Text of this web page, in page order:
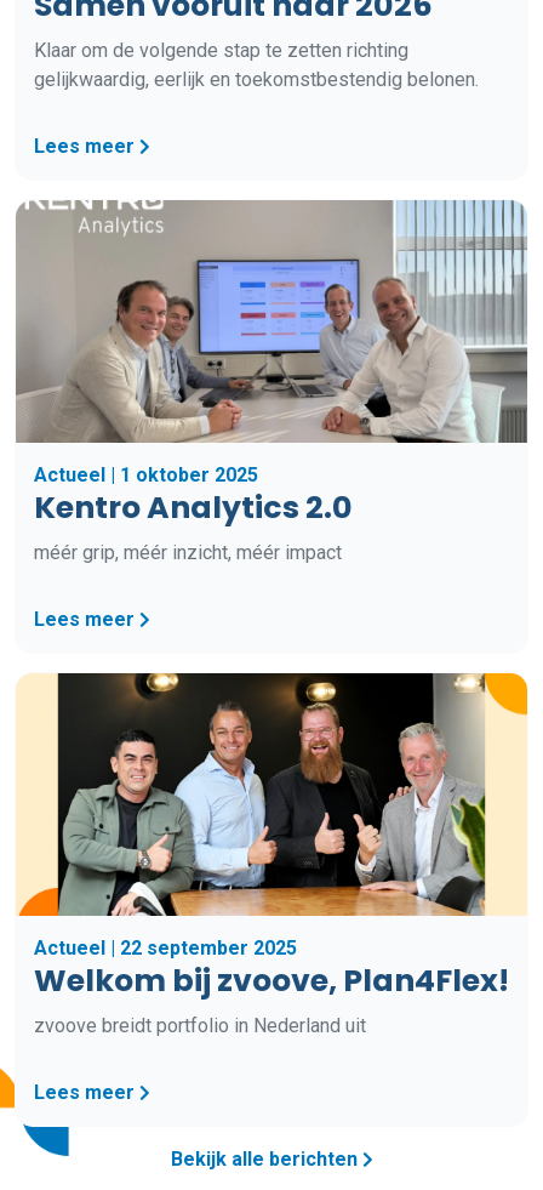
Klaar om de volgende stap te zetten richting
gelijkwaardig, eerlijk en toekomstbestendig belonen.
Lees meer
Actueel | 1 oktober 2025
Kentro Analytics 2.0
méér grip, méér inzicht, méér impact
Lees meer
Actueel | 22 september 2025
Welkom bij zvoove, Plan4Flex!
zvoove breidt portfolio in Nederland uit
Lees meer
Bekijk alle berichten